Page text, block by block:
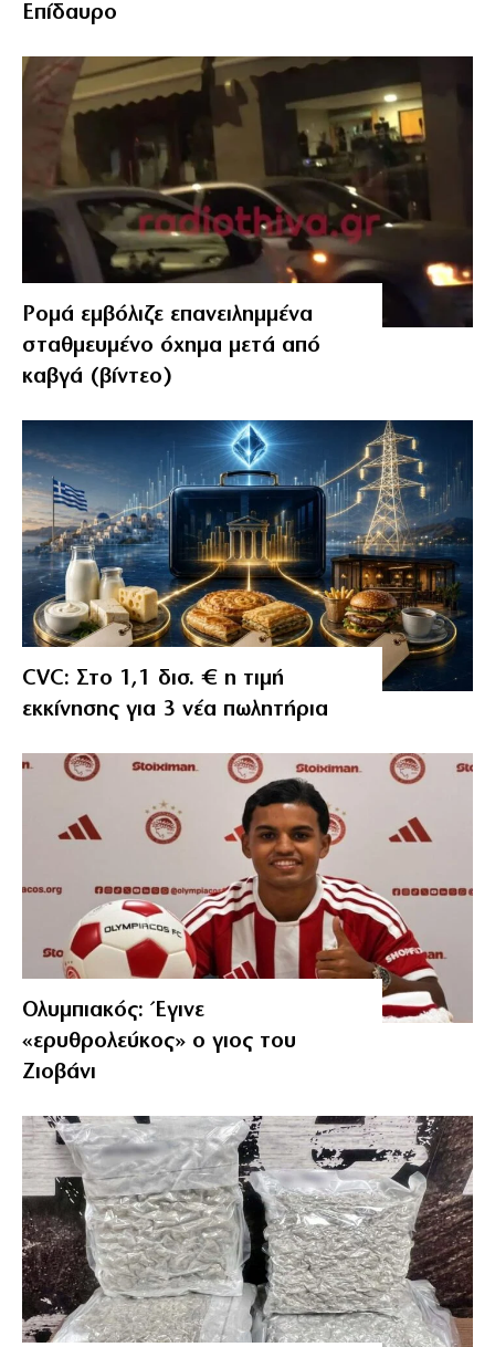
Επίδαυρο
Ρομά εμβόλιζε επανειλημμένα
σταθμευμένο όχημα μετά από
καβγά (βίντεο)
CVC: Στο 1,1 δισ. € η τιμή
εκκίνησης για 3 νέα πωλητήρια
Ολυμπιακός: Έγινε
«ερυθρολεύκος» ο γιος του
Ζιοβάνι